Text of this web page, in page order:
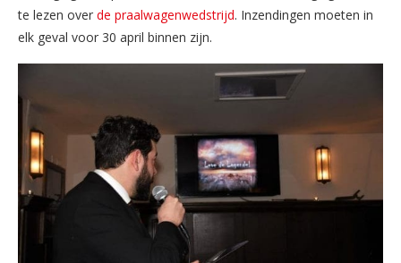
te lezen over de praalwagenwedstrijd. Inzendingen moeten in
elk geval voor 30 april binnen zijn.